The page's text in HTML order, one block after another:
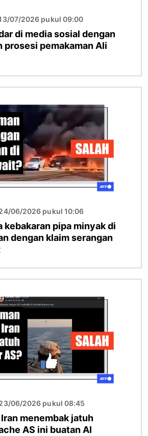
07/2026 pukul 09:00
di media sosial dengan
prosesi pemakaman Ali
06/2026 pukul 10:06
kebakaran pipa minyak di
dengan klaim serangan
06/2026 pukul 08:45
menembak jatuh
AS ini buatan AI